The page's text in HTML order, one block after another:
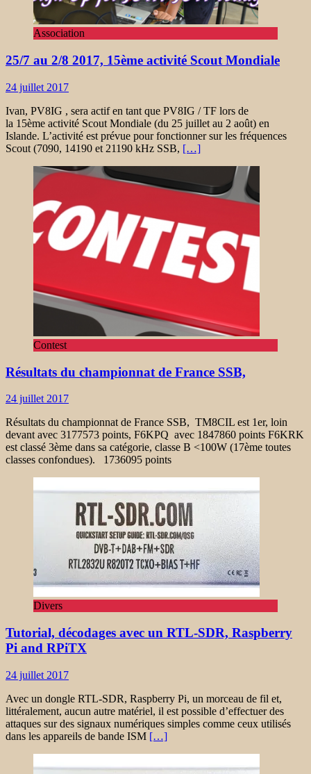
Association
25/7 au 2/8 2017, 15ème activité Scout Mondiale
24 juillet 2017
Ivan, PV8IG , sera actif en tant que PV8IG / TF lors de
la 15ème activité Scout Mondiale (du 25 juillet au 2 août) en
Islande. L’activité est prévue pour fonctionner sur les fréquences
Scout (7090, 14190 et 21190 kHz SSB, […]
Contest
Résultats du championnat de France SSB,
24 juillet 2017
Résultats du championnat de France SSB, TM8CIL est 1er, loin
devant avec 3177573 points, F6KPQ avec 1847860 points F6KRK
est classé 3ème dans sa catégorie, classe B <100W (17ème toutes
classes confondues). 1736095 points
Divers
Tutorial, décodages avec un RTL-SDR, Raspberry
Pi and RPiTX
24 juillet 2017
Avec un dongle RTL-SDR, Raspberry Pi, un morceau de fil et,
littéralement, aucun autre matériel, il est possible d’effectuer des
attaques sur des signaux numériques simples comme ceux utilisés
dans les appareils de bande ISM […]